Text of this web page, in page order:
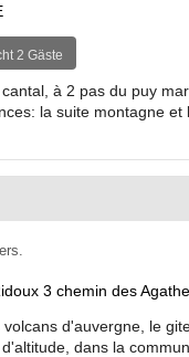
2 Gäste
à 2 pas du puy
la suite montagne et
3 chemin des
d'auvergne, le
dans la